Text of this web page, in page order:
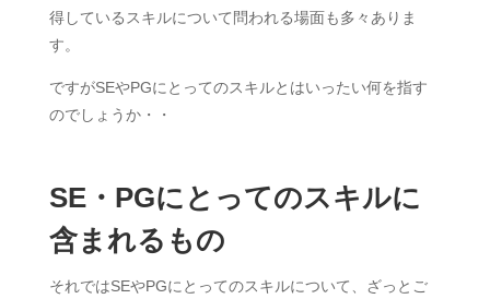
得しているスキルについて問われる場面も多々ありま
す。
ですがSEやPGにとってのスキルとはいったい何を指す
のでしょうか・・
SE・PGにとってのスキルに
含まれるもの
それではSEやPGにとってのスキルについて、ざっとご